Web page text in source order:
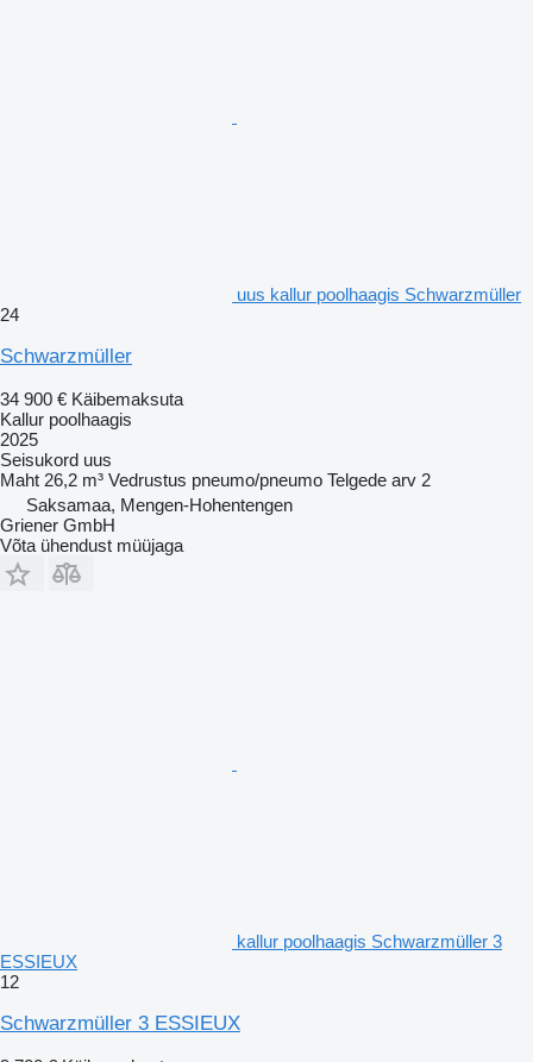
uus kallur poolhaagis Schwarzmüller
24
Schwarzmüller
34 900 € Käibemaksuta
Kallur poolhaagis
2025
Seisukord uus
Maht 26,2 m³ Vedrustus pneumo/pneumo Telgede arv 2
Saksamaa, Mengen-Hohentengen
Griener GmbH
Võta ühendust müüjaga
kallur poolhaagis Schwarzmüller 3
ESSIEUX
12
Schwarzmüller 3 ESSIEUX